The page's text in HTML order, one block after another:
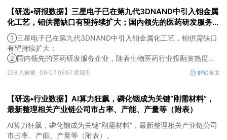
【研选•研报数据】三星电子已在第九代3DNAND中引入钼金属
化工艺，钼供需缺口有望持续扩大；国内领先的医药研发服务企
业，随着生物医药行业投融资热度企稳回暖，后续实验室业务的
毛利拐点值得期待
①三星电子已在第九代3DNAND中引入钼金属化工艺，钼供需缺口
有望持续扩大；
②国内领先的医药研发服务企业，随着生物医药行业投融资热度企
稳回暖，后续实验室业务的毛利拐点值得期待。
238 人解锁 ·08-07 06:57 星期五 解锁全文
【研选•行业数据】AI算力狂飙，磷化铟成为关键“刚需材料”，
最新整理相关产业链公司市占率、产能、产量等（附表）
AI算力狂飙，磷化铟成为关键“刚需材料”，最新整理相关产业链公司
市占率、产能、产量等（附表）。